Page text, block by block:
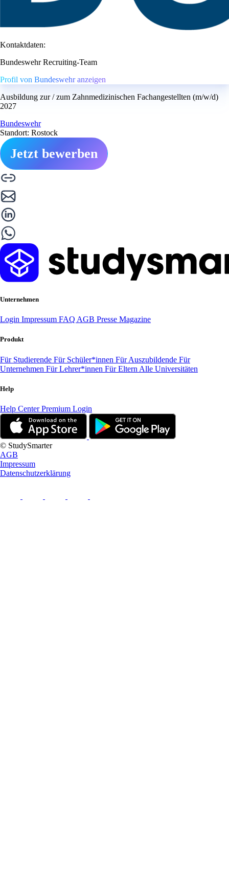
Kontaktdaten:
Bundeswehr Recruiting-Team
Profil von Bundeswehr anzeigen
Ausbildung zur / zum Zahnmedizinischen Fachangestellten (m/w/d)
2027
Bundeswehr
Standort: Rostock
Jetzt bewerben
Unternehmen
Login Impressum FAQ AGB Presse Magazine
Produkt
Für Studierende Für Schüler*innen Für Auszubildende Für
Unternehmen Für Lehrer*innen Für Eltern Alle Universitäten
Help
Help CenterPremium Login
© StudySmarter
AGB
Impressum
Datenschutzerklärung